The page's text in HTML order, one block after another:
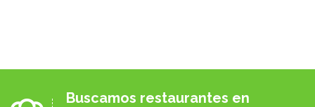
Buscamos restaurantes en